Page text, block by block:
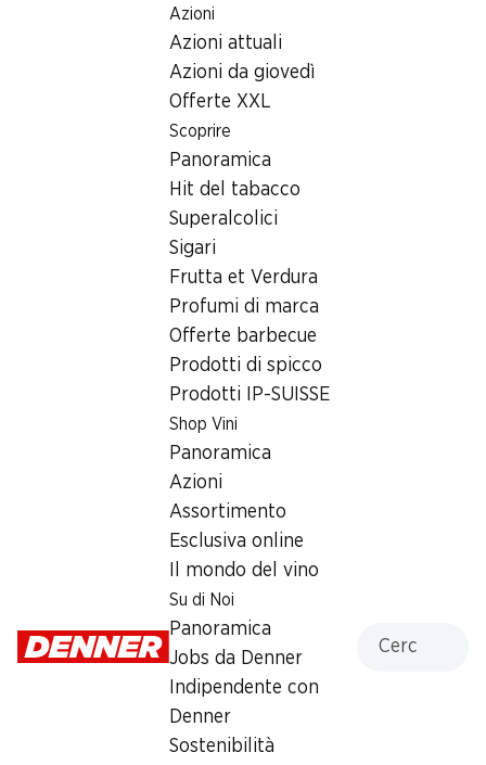
Azioni
Azioni attuali
Azioni da giovedì
Offerte XXL
Scoprire
Panoramica
Hit del tabacco
Superalcolici
Sigari
Frutta et Verdura
Profumi di marca
Offerte barbecue
Prodotti di spicco
Prodotti IP-SUISSE
Shop Vini
Panoramica
Azioni
Assortimento
Esclusiva online
Il mondo del vino
Su di Noi
Panoramica
Jobs da Denner
Indipendente con
Denner
Sostenibilità
Ricerca di filiale
Filiale Denner Rue de la Gare 2, 1030 Bussigny-Lausanne
1030 Bussigny-Lausanne,
MM Bussigny Center
Rue de la Gare 2, 1030 Bussigny-Lausanne
Alle indicazioni stradali
Orari di apertura
Venerdì 07:30 - 20:00